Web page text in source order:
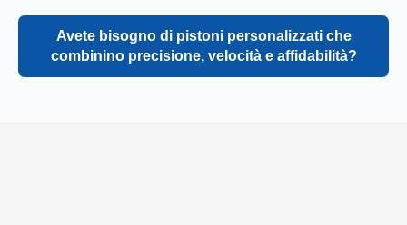
Avete bisogno di pistoni personalizzati che
combinino precisione, velocità e affidabilità?